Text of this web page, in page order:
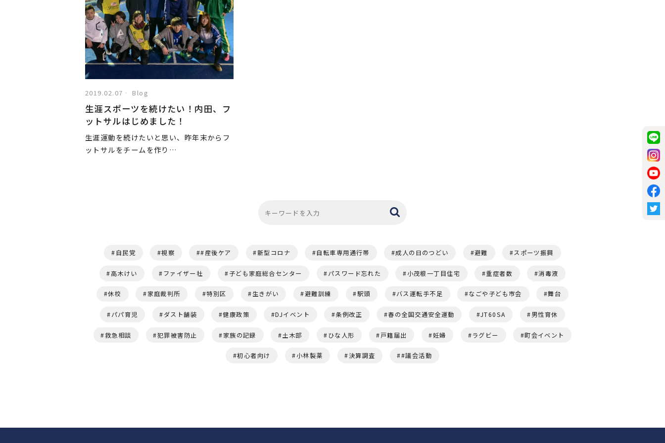
2019.02.07 Blog
生涯スポーツを続けたい！内田、フ
ットサルはじめました！
生涯運動を続けたいと思い、昨年末からフ
ットサルをチームを作り…
自民党 視察 #産後ケア 新型コロナ 自転車専用通行帯 成人の日のつどい 避難 スポーツ振興
高木けい ファイザー社 子ども家庭総合センター パスワード忘れた 小茂根一丁目住宅 重症者数 消毒液
休校 家庭裁判所 特別区 生きがい 避難訓練 駅頭 バス運転手不足 なごや子ども市会 舞台
パパ育児 ダスト舗装 健康政策 DJイベント 条例改正 春の全国交通安全運動 JT60SA 男性育休
救急相談 犯罪被害防止 家族の記録 土木部 ひな人形 戸籍届出 妊婦 ラグビー 町会イベント
初心者向け 小林製薬 決算調査 #議会活動